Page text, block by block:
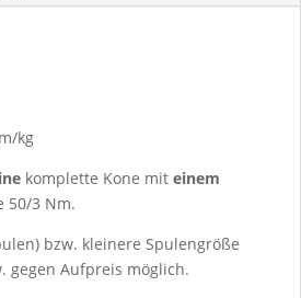
kg
komplette Kone mit einem
50/3 Nm.
bzw. kleinere Spulengröße
gegen Aufpreis möglich.